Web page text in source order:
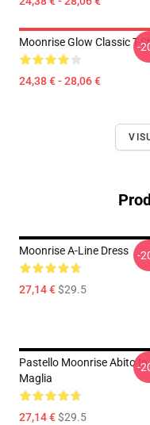
Moonrise Glow Classic T-
24,38 € - 28,06 €
-
Moonrise A-Line Dress
27,14 €$29.5
-
Pastello Moonrise Abito In
Maglia
27,14 €$29.5
-